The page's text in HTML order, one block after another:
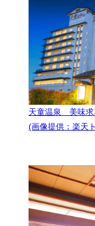
天童温泉 美味
(画像提供：楽天